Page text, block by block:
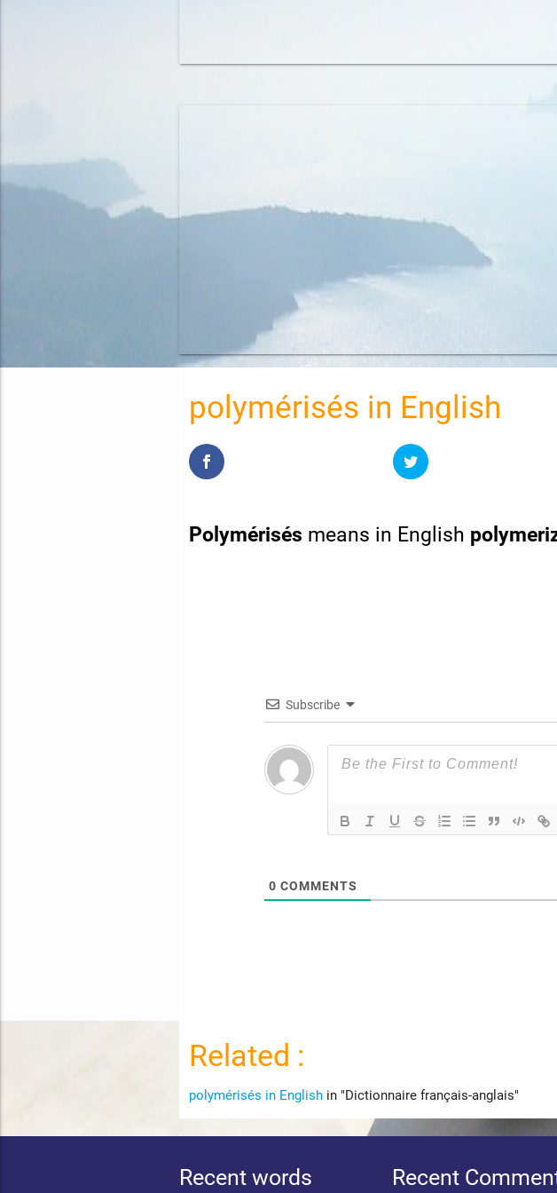
polymérisés in English
Polymérisés means in English
Subscribe
0 COMMENTS
Related :
polymérisés in English in "Dictionnaire français-anglais"
Recent words Recent